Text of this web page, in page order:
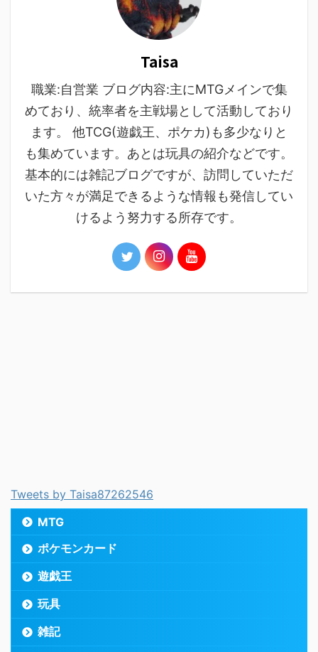
Taisa
職業:自営業 ブログ内容:主にMTGメインで集
めており、統率者を主戦場として活動しており
ます。 他TCG(遊戯王、ポケカ)も多少なりと
も集めています。あとは玩具の紹介などです。
基本的には雑記ブログですが、訪問していただ
いた方々が満足できるような情報も発信してい
けるよう努力する所存です。
Tweets by Taisa87262546
MTG
ポケモンカード
遊戯王
玩具
雑記